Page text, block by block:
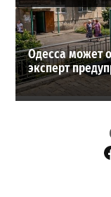
Одесса может
эксперт